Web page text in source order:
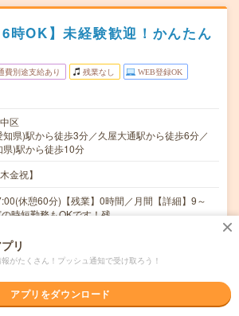
時OK】未経験歓迎！かんたん
費別途支給あり 残業なし WEB登録OK
区
知県)駅から徒歩3分／久屋大通駅から徒歩6分／
県)駅から徒歩10分
金祝】
休憩60分)【残業】0時間／月間【詳細】9～
時短勤務もOKです！残…
期（6ヶ月～）です。※開始日は応相談です！
※【月収例】時給1650円×8h×20日＝264000円
リ
がたくさん！プッシュ通知で受け取ろう！
アプリをダウンロード